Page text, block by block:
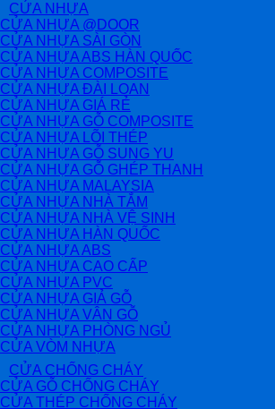
CỬA NHỰA
CỬA NHỰA @DOOR
CỬA NHỰA SÀI GÒN
CỬA NHỰA ABS HÀN QUỐC
CỬA NHỰA COMPOSITE
CỬA NHỰA ĐÀI LOAN
CỬA NHỰA GIÁ RẺ
CỬA NHỰA GỖ COMPOSITE
CỬA NHỰA LÕI THÉP
CỬA NHỰA GỖ SUNG YU
CỬA NHỰA GỖ GHÉP THANH
CỬA NHỰA MALAYSIA
CỬA NHỰA NHÀ TẮM
CỬA NHỰA NHÀ VỆ SINH
CỬA NHỰA HÀN QUỐC
CỬA NHỰA ABS
CỬA NHỰA CAO CẤP
CỬA NHỰA PVC
CỬA NHỰA GIẢ GỖ
CỬA NHỰA VÂN GỖ
CỬA NHỰA PHÒNG NGỦ
CỬA VÒM NHỰA
CỬA CHỐNG CHÁY
CỬA GỖ CHỐNG CHÁY
CỬA THÉP CHỐNG CHÁY